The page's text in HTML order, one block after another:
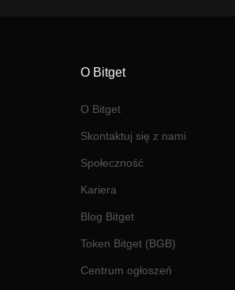
O Bitget
O Bitget
Skontaktuj się z nami
Społeczność
Kariera
Blog Bitget
Token Bitget (BGB)
Centrum ogłoszeń